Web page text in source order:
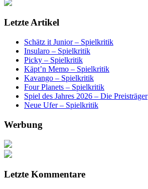
Letzte Artikel
Schätz it Junior – Spielkritik
Insularo – Spielkritik
Picky – Spielkritik
Käpt’n Memo – Spielkritik
Kavango – Spielkritik
Four Planets – Spielkritik
Spiel des Jahres 2026 – Die Preisträger
Neue Ufer – Spielkritik
Werbung
Letzte Kommentare